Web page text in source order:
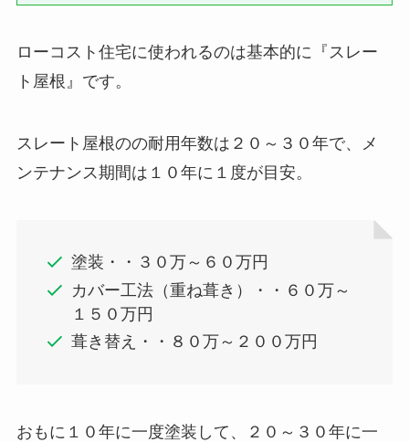
ローコスト住宅に使われるのは基本的に『スレー
ト屋根』です。
スレート屋根のの耐用年数は２０～３０年で、メ
ンテナンス期間は１０年に１度が目安。
塗装・・３０万～６０万円
カバー工法（重ね葺き）・・６０万～
１５０万円
葺き替え・・８０万～２００万円
おもに１０年に一度塗装して、２０～３０年に一